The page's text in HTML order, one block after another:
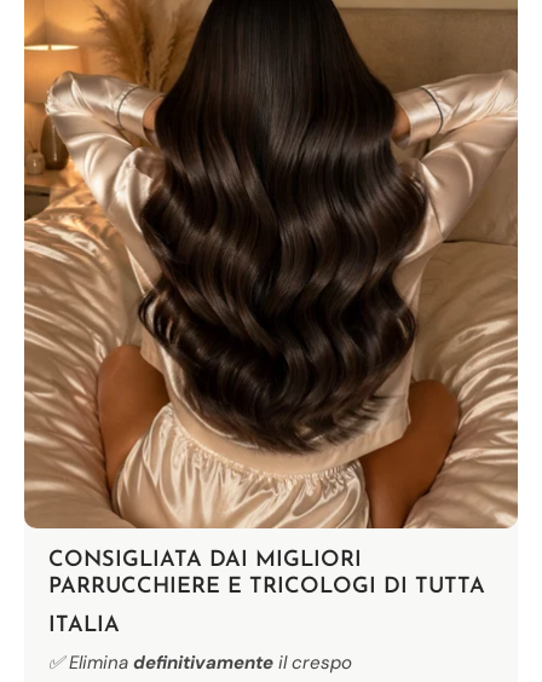
CONSIGLIATA DAI MIGLIORI
PARRUCCHIERE E TRICOLOGI DI TUTTA
ITALIA
✅ Elimina definitivamente il crespo